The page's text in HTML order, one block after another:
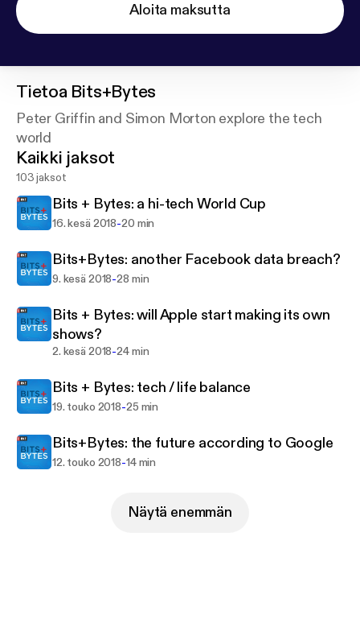
Aloita maksutta
Tietoa Bits+Bytes
Peter Griffin and Simon Morton explore the tech
world
Kaikki jaksot
103 jaksot
Bits + Bytes: a hi-tech World Cup
16. kesä 2018-20 min
Bits+Bytes: another Facebook data breach?
9. kesä 2018-28 min
Bits + Bytes: will Apple start making its own
shows?
2. kesä 2018-24 min
Bits + Bytes: tech / life balance
19. touko 2018-25 min
Bits+Bytes: the future according to Google
12. touko 2018-14 min
Näytä enemmän